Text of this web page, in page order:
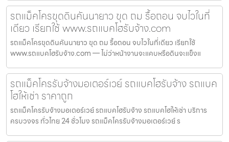
รถแม็คโครขุดดินคันนายาว ขุด ถม รื้อถอน จบไวในที่
เดียว เรียกใช้ www.รถแบคโฮรับจ้าง.com
รถแม็คโครขุดดินคันนายาว ขุด ถม รื้อถอน จบไวในที่เดียว เรียกใช้
www.รถแบคโฮรับจ้าง.com — ไม่ว่าหน้างานจะแคบหรือดินจะแข็งแ
รถแม็คโครรับจ้างมอเตอร์เวย์ รถแบคโฮรับจ้าง รถแบค
โฮให้เช่า ราคาถูก
รถแม็คโครรับจ้างมอเตอร์เวย์ รถแบคโฮรับจ้าง รถแบคโฮให้เช่า บริการ
ครบวงจร ทั่วไทย 24 ชั่วโมง รถแม็คโครรับจ้างมอเตอร์เวย์ ร